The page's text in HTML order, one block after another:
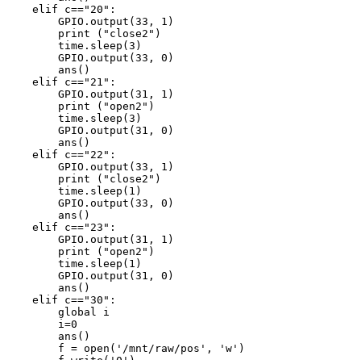
    elif c=="20":
        GPIO.output(33, 1)
        print ("close2")
        time.sleep(3)
        GPIO.output(33, 0)
        ans()
    elif c=="21":
        GPIO.output(31, 1)
        print ("open2")
        time.sleep(3)
        GPIO.output(31, 0)
        ans()
    elif c=="22":
        GPIO.output(33, 1)
        print ("close2")
        time.sleep(1)
        GPIO.output(33, 0)
        ans()
    elif c=="23":
        GPIO.output(31, 1)
        print ("open2")
        time.sleep(1)
        GPIO.output(31, 0)
        ans()
    elif c=="30":
        global i
        i=0
        ans()
        f = open('/mnt/raw/pos', 'w')